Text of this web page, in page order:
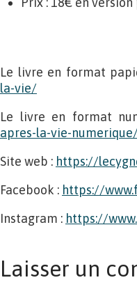
Le livre en format
la-vie/
Le livre en format
apres-la-vie-numerique/
Site web : https://
Facebook : https://
Instagram : https://
Laisser un